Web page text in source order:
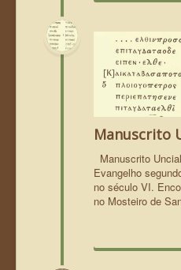
Manuscrito
Manuscrito
Evangelho
no século VI.
no Mosteiro de